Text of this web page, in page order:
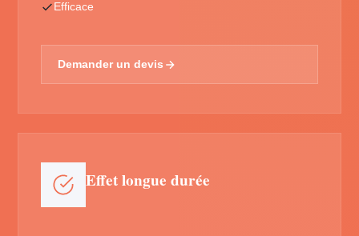
Efficace
Demander un devis
Effet longue durée